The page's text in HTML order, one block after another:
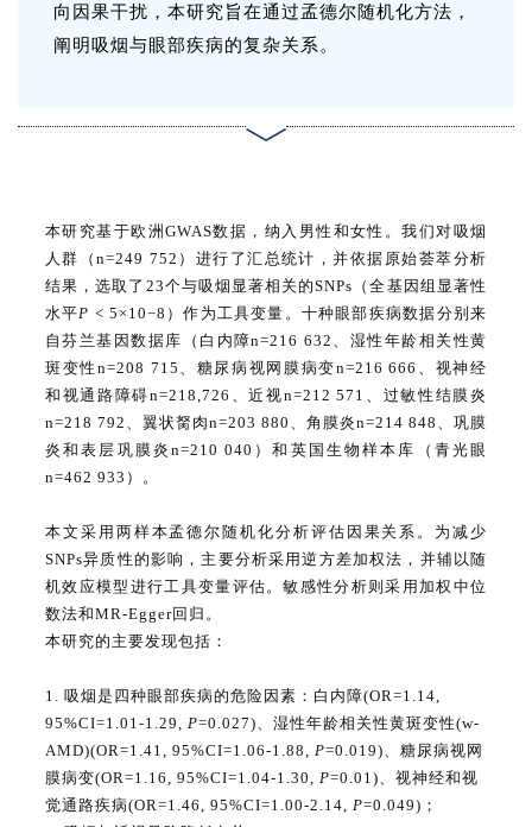
向因果干扰，本研究旨在通过孟德尔随机化方法，
阐明吸烟与眼部疾病的复杂关系。
本研究基于欧洲GWAS数据，纳入男性和女性。我们对吸烟
人群（n=249 752）进行了汇总统计，并依据原始荟萃分析
结果，选取了23个与吸烟显著相关的SNPs（全基因组显著性
水平P < 5×10−8）作为工具变量。十种眼部疾病数据分别来
自芬兰基因数据库（白内障n=216 632、湿性年龄相关性黄
斑变性n=208 715、糖尿病视网膜病变n=216 666、视神经
和视通路障碍n=218,726、近视n=212 571、过敏性结膜炎
n=218 792、翼状胬肉n=203 880、角膜炎n=214 848、巩膜
炎和表层巩膜炎n=210 040）和英国生物样本库（青光眼
n=462 933）。
本文采用两样本孟德尔随机化分析评估因果关系。为减少
SNPs异质性的影响，主要分析采用逆方差加权法，并辅以随
机效应模型进行工具变量评估。敏感性分析则采用加权中位
数法和MR-Egger回归。
本研究的主要发现包括：
1. 吸烟是四种眼部疾病的危险因素：白内障(OR=1.14,
95%CI=1.01-1.29, P=0.027)、湿性年龄相关性黄斑变性(w-
AMD)(OR=1.41, 95%CI=1.06-1.88, P=0.019)、糖尿病视网
膜病变(OR=1.16, 95%CI=1.04-1.30, P=0.01)、视神经和视
觉通路疾病(OR=1.46, 95%CI=1.00-2.14, P=0.049)；